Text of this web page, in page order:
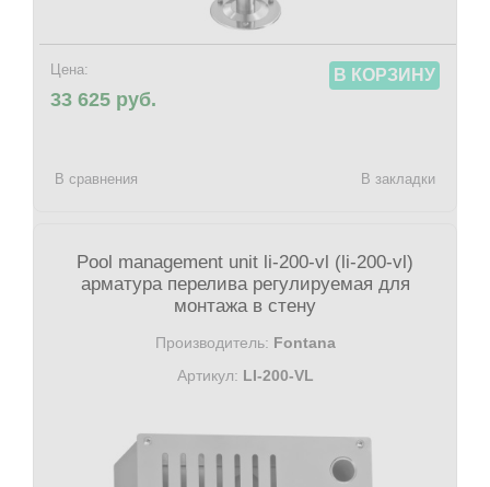
Цена:
33 625 руб.
В КОРЗИНУ
В сравнения В закладки
Pool management unit li-200-vl (li-200-vl)
арматура перелива регулируемая для
монтажа в стену
Производитель: Fontana
Артикул: LI-200-VL